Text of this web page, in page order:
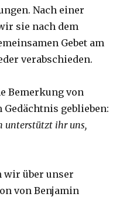
Nach einer
sie nach dem
Gebet am
verabschieden.
Bemerkung von
geblieben:
unterstützt ihr uns,
wir über unser
von Benjamin